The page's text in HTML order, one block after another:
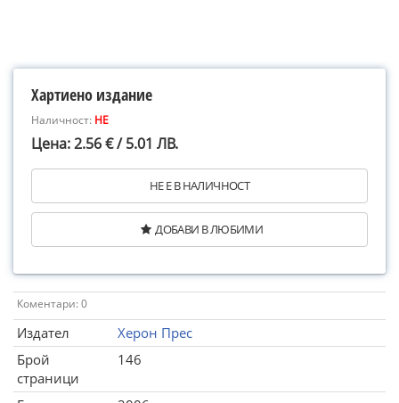
Хартиено издание
Наличност: НЕ
Цена: 2.56 € / 5.01 ЛВ.
НЕ Е В НАЛИЧНОСТ
ДОБАВИ В ЛЮБИМИ
Коментари: 0
Издател
Херон Прес
Брой
страници
146